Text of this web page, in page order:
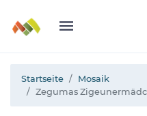
Startseite
Mosaik
Zegumas